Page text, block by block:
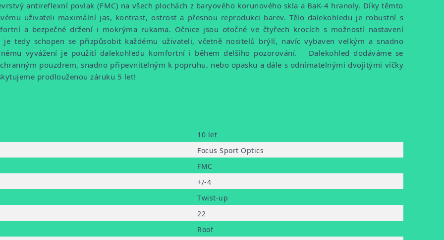
antireflexní povlak (FMC) na všech plochách z baryového korunového skla a BaK-4 hranoly. Díky těmto
uživateli maximální jas, kontrast, ostrost a přesnou reprodukci barev. Tělo dalekohledu je robustní s
a bezpečné držení i mokrýma rukama. Očnice jsou otočné ve čtyřech krocích s možností nastavení
tedy schopen se přizpůsobit každému uživateli, včetně nositelů brýlí, navíc vybaven velkým a snadno
vyvážení je použití dalekohledu komfortní i během delšího pozorování. Dalekohled dodáváme se
pouzdrem, snadno připevnitelným k popruhu, nebo opasku a dále s odnímatelnými dvojitými víčky
prodlouženou záruku 5 let!
10 let
Focus Sport Optics
FMC
+/-4
Twist-up
22
Roof